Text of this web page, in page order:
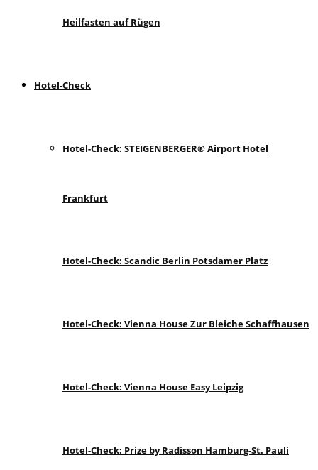
Heilfasten auf Rügen
Hotel-Check
Hotel-Check: STEIGENBERGER® Airport Hotel
Frankfurt
Hotel-Check: Scandic Berlin Potsdamer Platz
Hotel-Check: Vienna House Zur Bleiche Schaffhausen
Hotel-Check: Vienna House Easy Leipzig
Hotel-Check: Prize by Radisson Hamburg-St. Pauli